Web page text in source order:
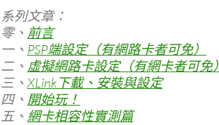
系列文章：
零、 前言
一、 PSP端設定（有網路卡者可免）
二、 虛擬網路卡設定（有網卡者可免）
三、XLink下載、安裝與設定
四、 開始玩！
五、 網卡相容性實測篇